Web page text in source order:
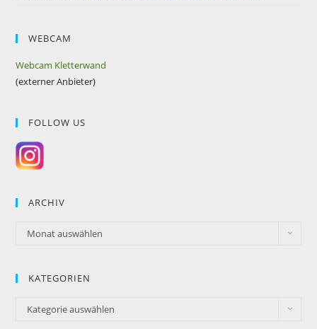
WEBCAM
Webcam Kletterwand
(externer Anbieter)
FOLLOW US
ARCHIV
Monat auswählen
KATEGORIEN
Kategorie auswählen